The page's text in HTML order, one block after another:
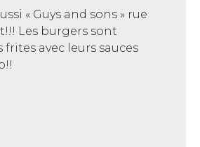
« Guys and sons » rue
Les burgers sont
frites avec leurs sauces